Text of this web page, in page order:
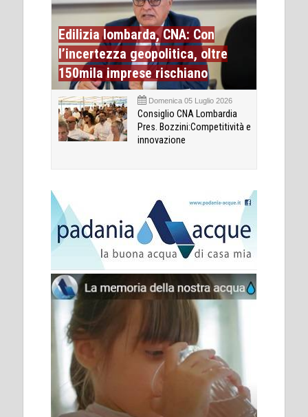
Edilizia lombarda, CNA: Con
l’incertezza geopolitica, oltre
150mila imprese rischiano
Domenica 05 Luglio 2026
Consiglio CNA Lombardia
Pres. Bozzini:Competitività e
innovazione